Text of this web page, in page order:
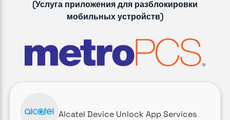
(Услуга приложения для разблокировки
мобильных устройств)
Alcatel Device Unlock App Services